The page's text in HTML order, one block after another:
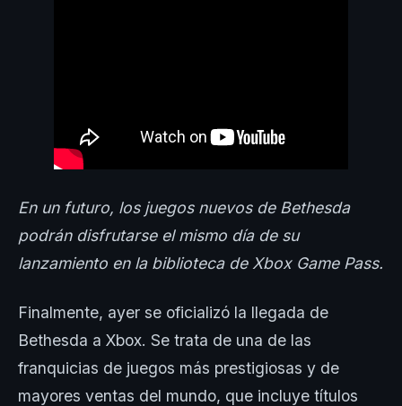
En un futuro, los juegos nuevos de Bethesda
podrán disfrutarse el mismo día de su
lanzamiento en la biblioteca de Xbox Game Pass.
Finalmente, ayer se oficializó la llegada de
Bethesda a Xbox. Se trata de una de las
franquicias de juegos más prestigiosas y de
mayores ventas del mundo, que incluye títulos